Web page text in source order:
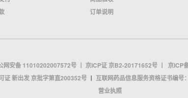
订单说明
网安备 11010202007572号 丨 京ICP证 京B2-20171652号 丨 京ICP
证 新出发 京批字第直200352号 丨 互联网药品信息服务资格证书编号
营业执照